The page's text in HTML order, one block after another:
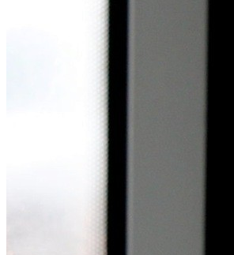
Какие Кредиты Дают
На Китайские
Шипы Или Липучка?
Условиях
7 Домашних Методов
Памяти И